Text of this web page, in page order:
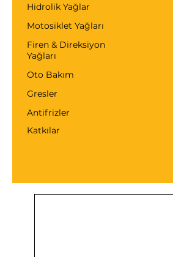
Hidrolik Yağlar
Motosiklet Yağları
Firen & Direksiyon
Yağları
Oto Bakım
Gresler
Antifrizler
Katkılar